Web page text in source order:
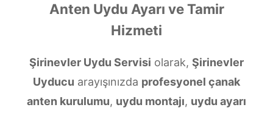
Anten Uydu Ayarı ve Tamir
Hizmeti
Şirinevler Uydu Servisi olarak, Şirinevler
Uyducu arayışınızda profesyonel çanak
anten kurulumu, uydu montajı, uydu ayarı